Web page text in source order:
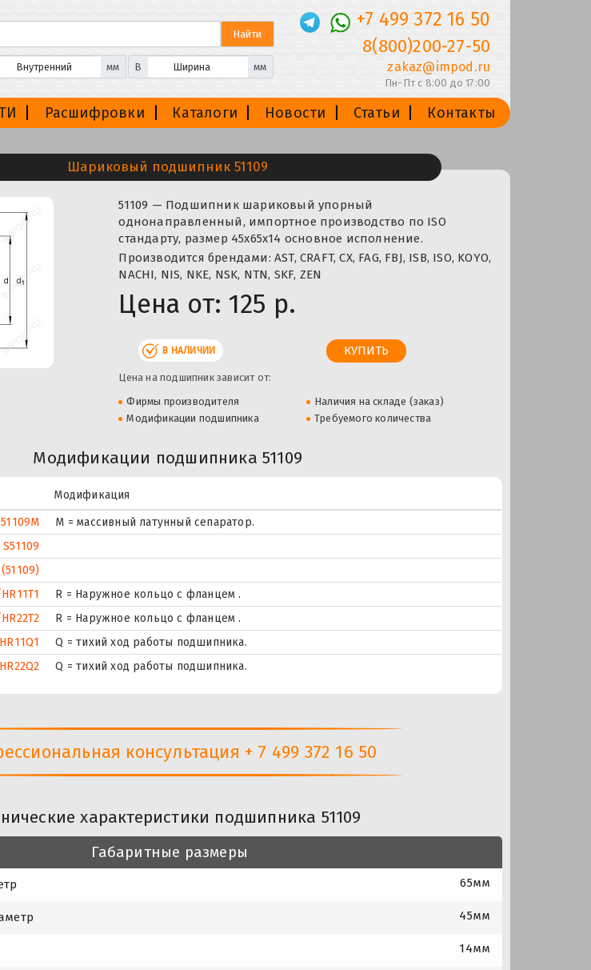
мм B мм
+7 499 372 16 50
8(800)200-27-50
zakaz@impod.ru
Пн-Пт с 8:00 до 17:00
Расшифровки Каталоги Новости Статьи Контакты
Шариковый подшипник 51109
51109 — Подшипник шариковый упорный
однонаправленный, импортное производство по ISO
стандарту, размер 45x65x14 основное исполнение.
Производится брендами: AST, CRAFT, CX, FAG, FBJ, ISB, ISO, KOYO,
NACHI, NIS, NKE, NSK, NTN, SKF, ZEN
Цена от: 125 р.
В НАЛИЧИИ
Цена на подшипник зависит от:
Фирмы производителя
Наличия на складе (заказ)
Модификации подшипника
Требуемого количества
Модификации подшипника 51109
Модификация
51109M
M = массивный латунный сепаратор.
S51109
R = Наружное кольцо с фланцем .
R = Наружное кольцо с фланцем .
Q = тихий ход работы подшипника.
Q = тихий ход работы подшипника.
консультация + 7 499 372 16 50
характеристики подшипника 51109
Габаритные размеры
65мм
45мм
14мм